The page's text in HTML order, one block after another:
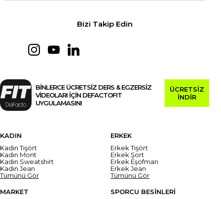
Bizi Takip Edin
BİNLERCE ÜCRETSİZ DERS & EGZERSİZ
VİDEOLARI İÇİN DEFACTOFIT
UYGULAMASINI
ÜCRETSİZ
İNDİR
KADIN
Kadın Tişört
Kadın Mont
Kadın Sweatshirt
Kadın Jean
Tümünü Gör
ERKEK
Erkek Tişört
Erkek Şort
Erkek Eşofman
Erkek Jean
Tümünü Gör
MARKET
SPORCU BESİNLERİ